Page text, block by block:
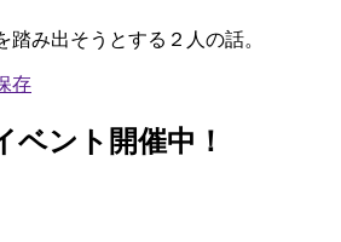
踏み出そうとする２人の話。
ベント開催中！